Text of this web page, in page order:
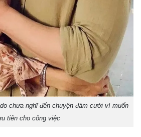
chưa nghĩ đến chuyện đám cưới vì muốn
tiên cho công việc